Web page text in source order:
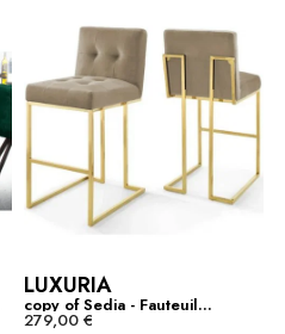
LUXURIA
copy of Sedia - Fauteuil...
279,00 €